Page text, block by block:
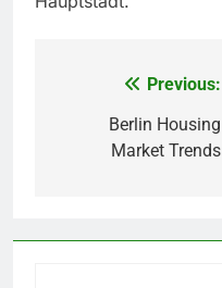
navigation
Previous:
Berlin Housing
Market Trends